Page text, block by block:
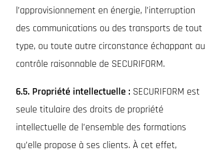
l’approvisionnement en énergie, l’interruption
des communications ou des transports de tout
type, ou toute autre circonstance échappant au
contrôle raisonnable de SECURIFORM.
6.5. Propriété intellectuelle : SECURIFORM est
seule titulaire des droits de propriété
intellectuelle de l’ensemble des formations
qu’elle propose à ses clients. À cet effet,